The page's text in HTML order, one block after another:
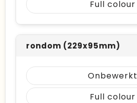
Full colour
rondom (229x95mm)
Onbewerkt
Full colour